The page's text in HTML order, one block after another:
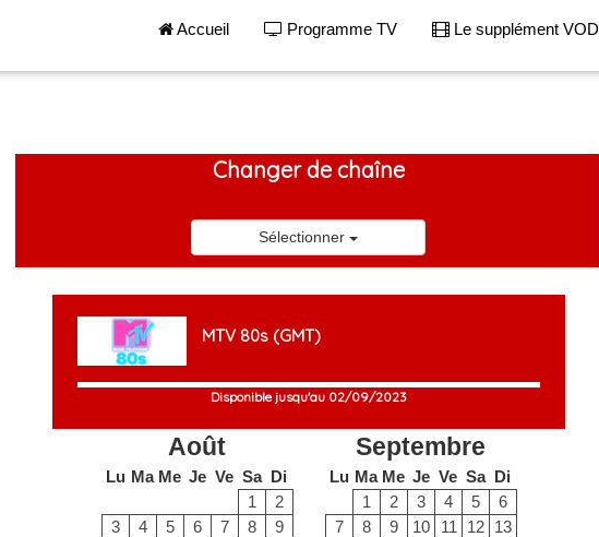
Accueil Programme TV Le supplément VOD
Changer de chaîne
Sélectionner
MTV 80s (GMT)
Disponible jusqu'au 02/09/2023
Août
Lu Ma Me Je Ve Sa Di
1
2
3
4 5 6 7 8
9
Septembre
Lu Ma Me Je Ve Sa Di
1
2 3 4 5
6
7
8 9 10 11 12 13